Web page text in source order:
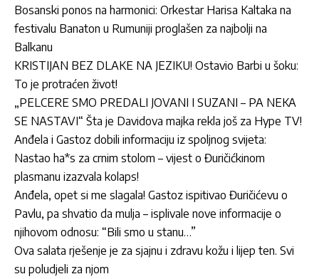
Bosanski ponos na harmonici: Orkestar Harisa Kaltaka na
festivalu Banaton u Rumuniji proglašen za najbolji na
Balkanu
KRISTIJAN BEZ DLAKE NA JEZIKU! Ostavio Barbi u šoku:
To je protraćen život!
„PELCERE SMO PREDALI JOVANI I SUZANI – PA NEKA
SE NASTAVI“ Šta je Davidova majka rekla još za Hype TV!
Anđela i Gastoz dobili informaciju iz spoljnog svijeta:
Nastao ha*s za crnim stolom – vijest o Đuričićkinom
plasmanu izazvala kolaps!
Anđela, opet si me slagala! Gastoz ispitivao Đuričićevu o
Pavlu, pa shvatio da mulja – isplivale nove informacije o
njihovom odnosu: “Bili smo u stanu…”
Ova salata rješenje je za sjajnu i zdravu kožu i lijep ten. Svi
su poludjeli za njom